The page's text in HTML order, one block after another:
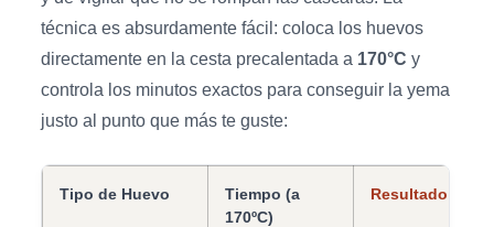
técnica es absurdamente fácil: coloca los huevos
directamente en la cesta precalentada a 170°C y
controla los minutos exactos para conseguir la yema
justo al punto que más te guste:
Tipo de Huevo
Tiempo (a
170ºC)
Resultado en el